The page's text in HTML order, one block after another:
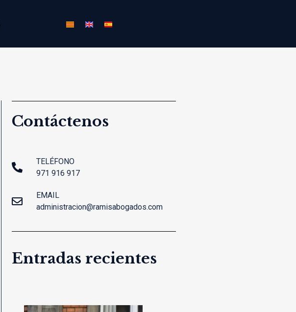
Contáctenos
TELÉFONO
971 916 917
EMAIL
administracion@ramisabogados.com
Entradas recientes